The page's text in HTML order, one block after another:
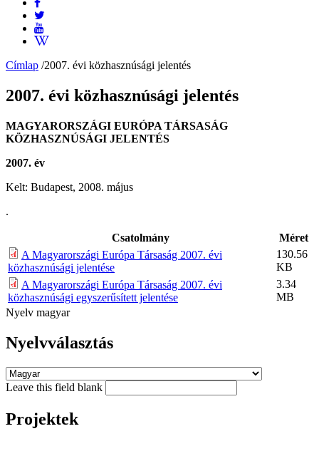
Címlap /2007. évi közhasznúsági jelentés
2007. évi közhasznúsági jelentés
MAGYARORSZÁGI EURÓPA TÁRSASÁG
KÖZHASZNÚSÁGI JELENTÉS
2007. év
Kelt: Budapest, 2008. május
.
Csatolmány
Méret
A Magyarországi Európa Társaság 2007. évi
közhasznúsági jelentése
130.56
KB
A Magyarországi Európa Társaság 2007. évi
közhasznúsági egyszerűsített jelentése
3.34
MB
Nyelv magyar
Nyelvválasztás
Leave this field blank
Projektek